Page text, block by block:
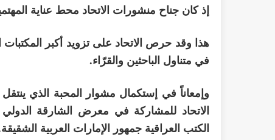
إذ كان جناح منشورات الاتحاد محط عناية
هذا وقد حرص الاتحاد على تزويد أكبر المكتبات
في متناول الباحثين والقرّاء.
وإمعاناً في إستكمال مشوار المحبة الذي
الاتحاد للمشاركة في معرض الشارقة الدولي
الكتب العراقية جمهور الإمارات العربية